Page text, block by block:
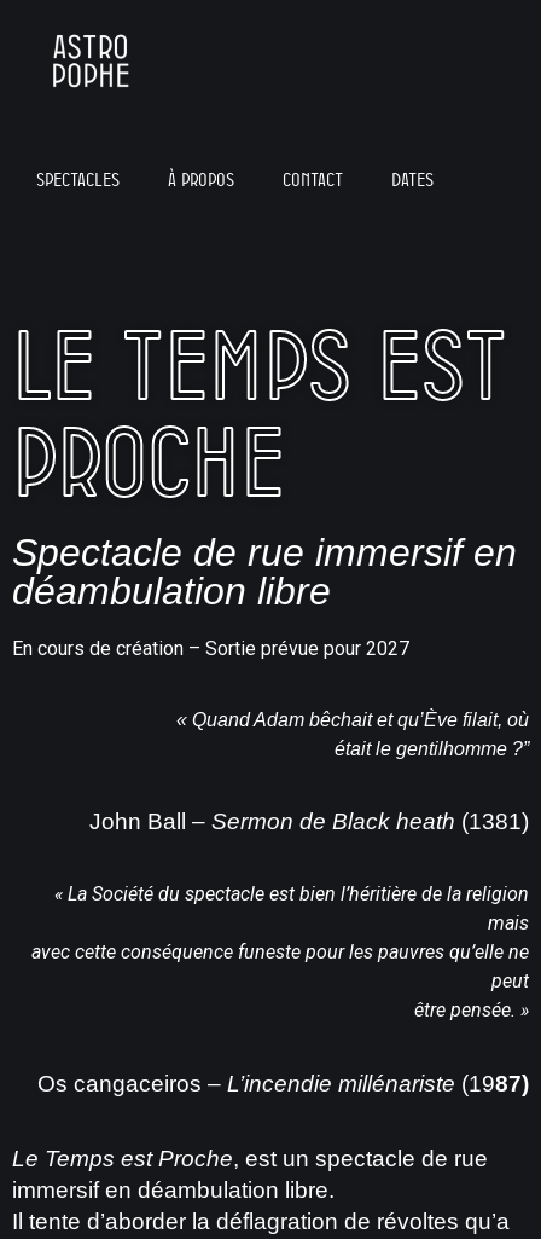
Spectacles À propos Contact Dates
Le temps est
prochE
Spectacle de rue immersif en
déambulation libre
En cours de création – Sortie prévue pour 2027
« Quand Adam bêchait et qu’Ève filait, où
était le gentilhomme ?”
John Ball – Sermon de Black heath (1381)
« La Société du spectacle est bien l’héritière de la religion
mais
avec cette conséquence funeste pour les pauvres qu’elle ne
peut
être pensée. »
Os cangaceiros – L’incendie millénariste (1987)
Le Temps est Proche, est un spectacle de rue
immersif en déambulation libre.
Il tente d’aborder la déflagration de révoltes qu’a